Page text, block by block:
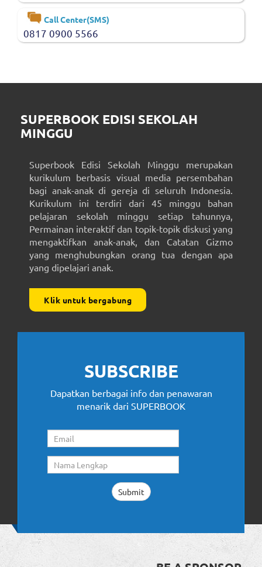
Call Center(SMS)
0817 0900 5566
SUPERBOOK EDISI SEKOLAH
MINGGU
Superbook Edisi Sekolah Minggu merupakan
kurikulum berbasis visual media persembahan
bagi anak-anak di gereja di seluruh Indonesia.
Kurikulum ini terdiri dari 45 minggu bahan
pelajaran sekolah minggu setiap tahunnya,
Permainan interaktif dan topik-topik diskusi yang
mengaktifkan anak-anak, dan Catatan Gizmo
yang menghubungkan orang tua dengan apa
yang dipelajari anak.
Klik untuk bergabung
SUBSCRIBE
Dapatkan berbagai info dan penawaran
menarik dari SUPERBOOK